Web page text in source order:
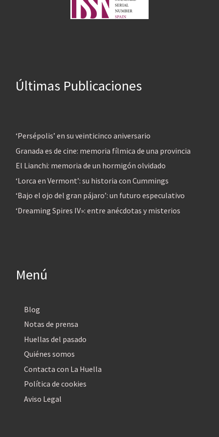
Últimas Publicaciones
‘Persépolis’ en su veinticinco aniversario
Granada es de cine: memoria fílmica de una provincia
El Lianchi: memoria de un hormigón olvidado
‘Lorca en Vermont’: su historia con Cummings
‘Bajo el ojo del gran pájaro’: un futuro especulativo
‘Dreaming Spires IV»: entre anécdotas y misterios
Menú
Blog
Notas de prensa
Huellas del pasado
Quiénes somos
Contacta con La Huella
Política de cookies
Aviso Legal